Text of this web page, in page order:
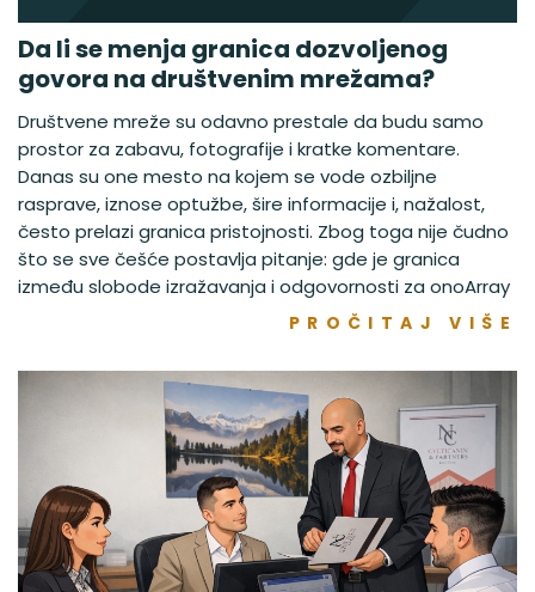
Da li se menja granica dozvoljenog
govora na društvenim mrežama?
Društvene mreže su odavno prestale da budu samo
prostor za zabavu, fotografije i kratke komentare.
Danas su one mesto na kojem se vode ozbiljne
rasprave, iznose optužbe, šire informacije i, nažalost,
često prelazi granica pristojnosti. Zbog toga nije čudno
što se sve češće postavlja pitanje: gde je granica
između slobode izražavanja i odgovornosti za onoArray
PROČITAJ VIŠE